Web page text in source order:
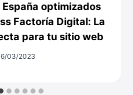
optimizados
Factoría Digital: La
para tu sitio web
03/2023